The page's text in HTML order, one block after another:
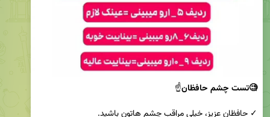
🧐تست چشم حافظان